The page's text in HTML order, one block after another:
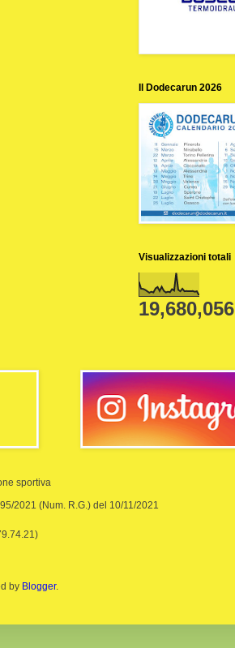
Il Dodecarun 2026
Visualizzazioni totali
19,680,056
sportiva
2021 (Num. R.G.) del 10/11/2021
by Blogger.